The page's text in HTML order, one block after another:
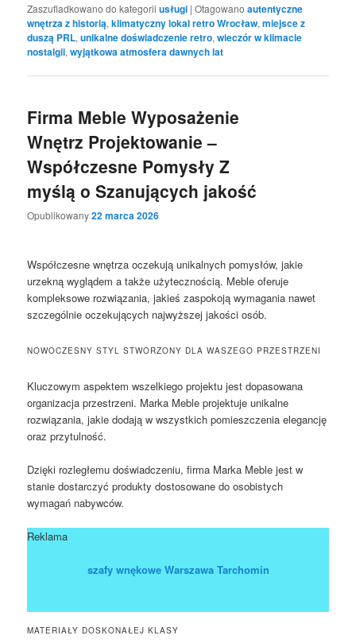
Zaszufladkowano do kategorii usługi |Otagowano autentyczne
wnętrza z historią,klimatyczny lokal retro Wrocław,miejsce z
duszą PRL,unikalne doświadczenie retro,wieczór w klimacie
nostalgii,wyjątkowa atmosfera dawnych lat
Firma Meble Wyposażenie
Wnętrz Projektowanie –
Współczesne Pomysły Z
myślą o Szanujących jakość
Opublikowany22 marca 2026
Współczesne wnętrza oczekują unikalnych pomysłów, jakie
urzekną wyglądem a także użytecznością. Meble oferuje
kompleksowe rozwiązania, jakieś zaspokoją wymagania nawet
szczególnie oczekujących najwyższej jakości osób.
NOWOCZESNY STYL STWORZONY DLA WASZEGO PRZESTRZENI
Kluczowym aspektem wszelkiego projektu jest dopasowana
organizacja przestrzeni. Marka Meble projektuje unikalne
rozwiązania, jakie dodają w wszystkich pomieszczenia elegancję
oraz przytulność.
Dzięki rozległemu doświadczeniu, firma Marka Meble jest w
stanie dostarczyć produkty dostosowane do osobistych
wymagań nabywców.
Reklama
szafy wnękowe Warszawa Tarchomin
MATERIAŁY DOSKONAŁEJ KLASY